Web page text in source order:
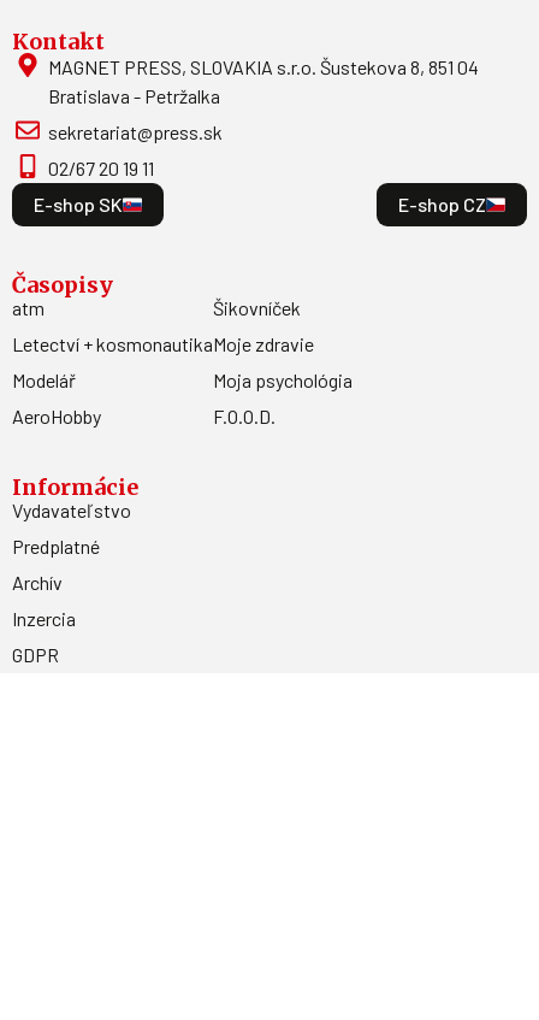
Kontakt
MAGNET PRESS, SLOVAKIA s.r.o. Šustekova 8, 851 04
Bratislava - Petržalka
sekretariat@press.sk
02/67 20 19 11
E-shop SK
E-shop CZ
Časopisy
atm
Letectví + kosmonautika
Modelář
AeroHobby
Šikovníček
Moje zdravie
Moja psychológia
F.O.O.D.
Informácie
Vydavateľstvo
Predplatné
Archív
Inzercia
GDPR